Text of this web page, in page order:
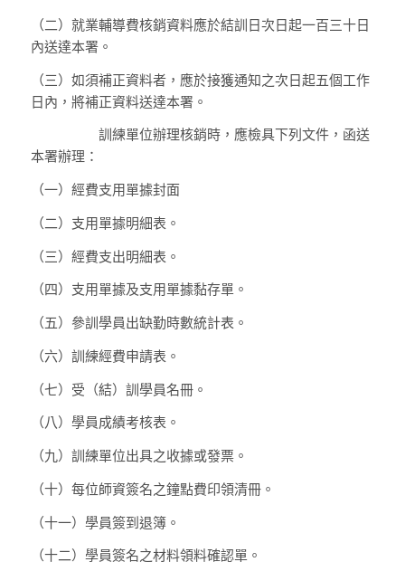
（二） 就業輔導費核銷資料應於結訓日次日起一百三十日
內送達本署。
（三） 如須補正資料者，應於接獲通知之次日起五個工作
日內，將補正資料送達本署。
訓練單位辦理核銷時，應檢具下列文件，函送
本署辦理：
（一） 經費支用單據封面
（二） 支用單據明細表。
（三） 經費支出明細表。
（四） 支用單據及支用單據黏存單。
（五） 參訓學員出缺勤時數統計表。
（六） 訓練經費申請表。
（七） 受（結）訓學員名冊。
（八） 學員成績考核表。
（九） 訓練單位出具之收據或發票。
（十） 每位師資簽名之鐘點費印領清冊。
（十一） 學員簽到退簿。
（十二） 學員簽名之材料領料確認單。